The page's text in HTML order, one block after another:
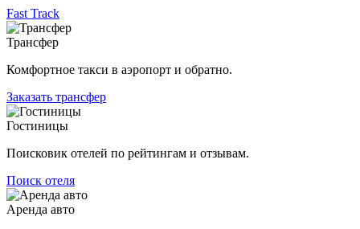
Fast Track
Трансфер
Комфортное такси в аэропорт и обратно.
Заказать трансфер
Гостиницы
Поисковик отелей по рейтингам и отзывам.
Поиск отеля
Аренда авто